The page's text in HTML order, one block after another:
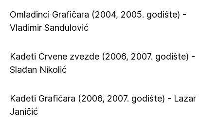
Omladinci Grafičara (2004, 2005. godište) -
Vladimir Sandulović
Kadeti Crvene zvezde (2006, 2007. godište) -
Slađan Nikolić
Kadeti Grafičara (2006, 2007. godište) - Lazar
Janičić